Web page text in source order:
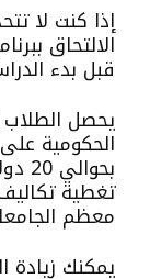
إذا كنت لا
الالتحاق
قبل بدء
يحصل الطلاب
الحكومية
تغطية
معظم
يمكنك زيادة